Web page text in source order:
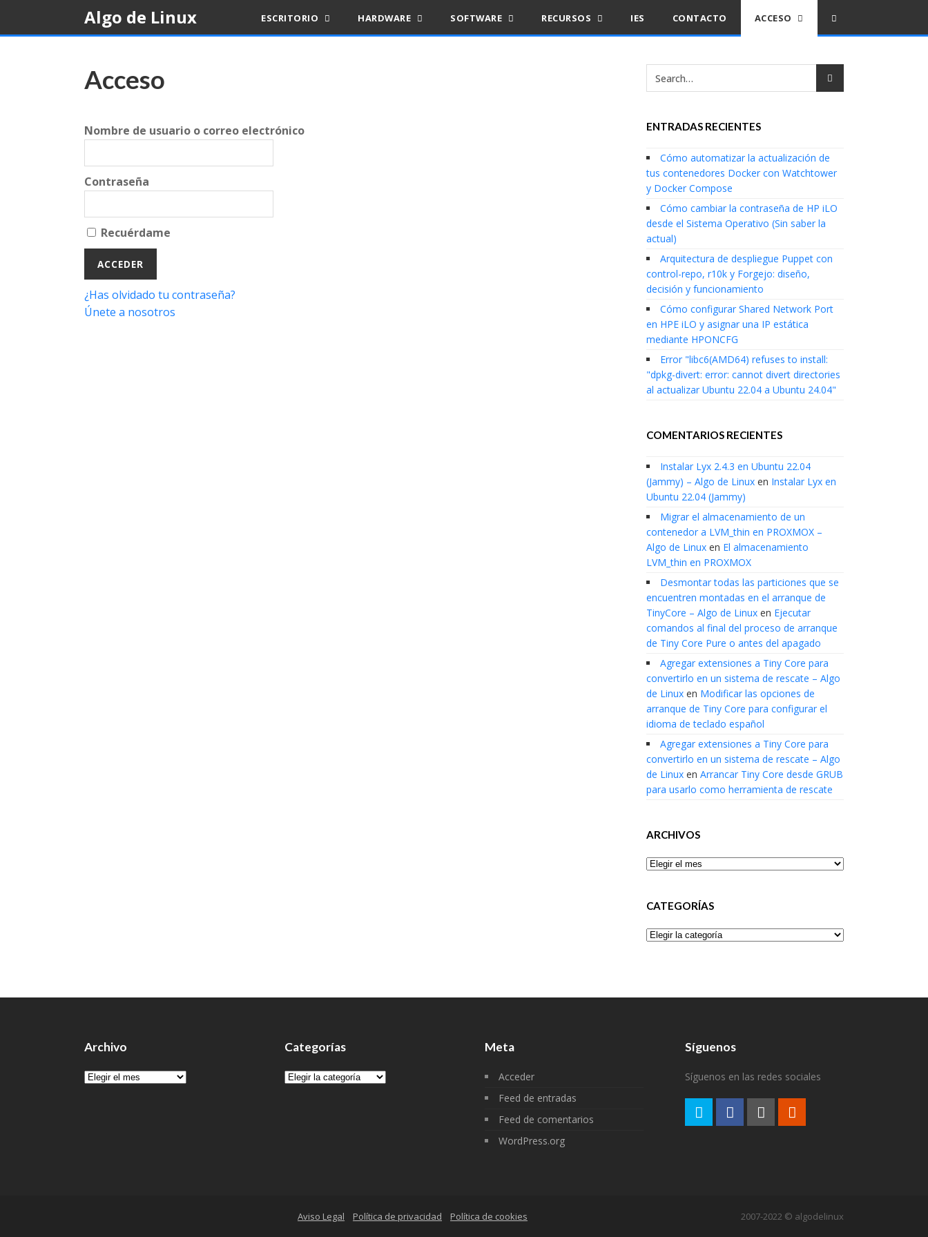
content
Algo de Linux ESCRITORIO HARDWARE SOFTWARE RECURSOS IES CONTACTO ACCESO
Acceso
Nombre de usuario o correo electrónico
Contraseña
Recuérdame
¿Has olvidado tu contraseña?
Únete a nosotros
ENTRADAS RECIENTES
Cómo automatizar la actualización de
tus contenedores Docker con Watchtower
y Docker Compose
Cómo cambiar la contraseña de HP iLO
desde el Sistema Operativo (Sin saber la
actual)
Arquitectura de despliegue Puppet con
control-repo, r10k y Forgejo: diseño,
decisión y funcionamiento
Cómo configurar Shared Network Port
en HPE iLO y asignar una IP estática
mediante HPONCFG
Error "libc6(AMD64) refuses to install:
"dpkg-divert: error: cannot divert directories
al actualizar Ubuntu 22.04 a Ubuntu 24.04"
COMENTARIOS RECIENTES
Instalar Lyx 2.4.3 en Ubuntu 22.04
(Jammy) – Algo de Linux en Instalar Lyx en
Ubuntu 22.04 (Jammy)
Migrar el almacenamiento de un
contenedor a LVM_thin en PROXMOX –
Algo de Linux en El almacenamiento
LVM_thin en PROXMOX
Desmontar todas las particiones que se
encuentren montadas en el arranque de
TinyCore – Algo de Linux en Ejecutar
comandos al final del proceso de arranque
de Tiny Core Pure o antes del apagado
Agregar extensiones a Tiny Core para
convertirlo en un sistema de rescate – Algo
de Linux en Modificar las opciones de
arranque de Tiny Core para configurar el
idioma de teclado español
Agregar extensiones a Tiny Core para
convertirlo en un sistema de rescate – Algo
de Linux en Arrancar Tiny Core desde GRUB
para usarlo como herramienta de rescate
ARCHIVOS
Archivos
CATEGORÍAS
Categorías
Archivo
Archivo
Categorías
Categorías
Meta
Acceder
Feed de entradas
Feed de comentarios
WordPress.org
Síguenos
Síguenos en las redes sociales
2007-2022 © algodelinux
Aviso Legal Política de privacidad Política de cookies